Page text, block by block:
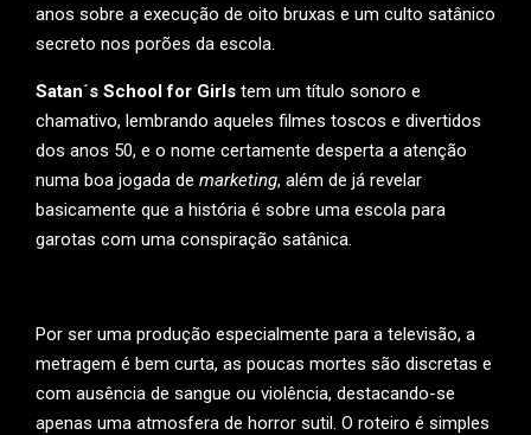
anos sobre a execução de oito bruxas e um culto satânico
secreto nos porões da escola.
Satan´s School for Girls tem um título sonoro e
chamativo, lembrando aqueles filmes toscos e divertidos
dos anos 50, e o nome certamente desperta a atenção
numa boa jogada de marketing, além de já revelar
basicamente que a história é sobre uma escola para
garotas com uma conspiração satânica.
Por ser uma produção especialmente para a televisão, a
metragem é bem curta, as poucas mortes são discretas e
com ausência de sangue ou violência, destacando-se
apenas uma atmosfera de horror sutil. O roteiro é simples